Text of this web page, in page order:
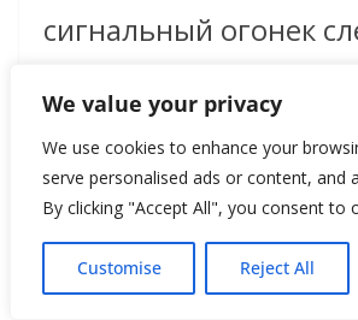
We value your privacy
We use cookies to enhance your
serve personalised ads or content, and
By clicking "Accept All", you consent to
Customise Reject All
сигнальный огонек
вручную.
Таксист платил за
60 франков в день.